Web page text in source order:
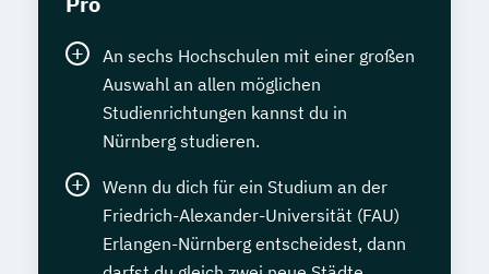
An sechs Hochschulen mit einer großen
Auswahl an allen möglichen
Studienrichtungen kannst du in
Nürnberg studieren.
Wenn du dich für ein Studium an der
Friedrich-Alexander-Universität (FAU)
Erlangen-Nürnberg entscheidest, dann